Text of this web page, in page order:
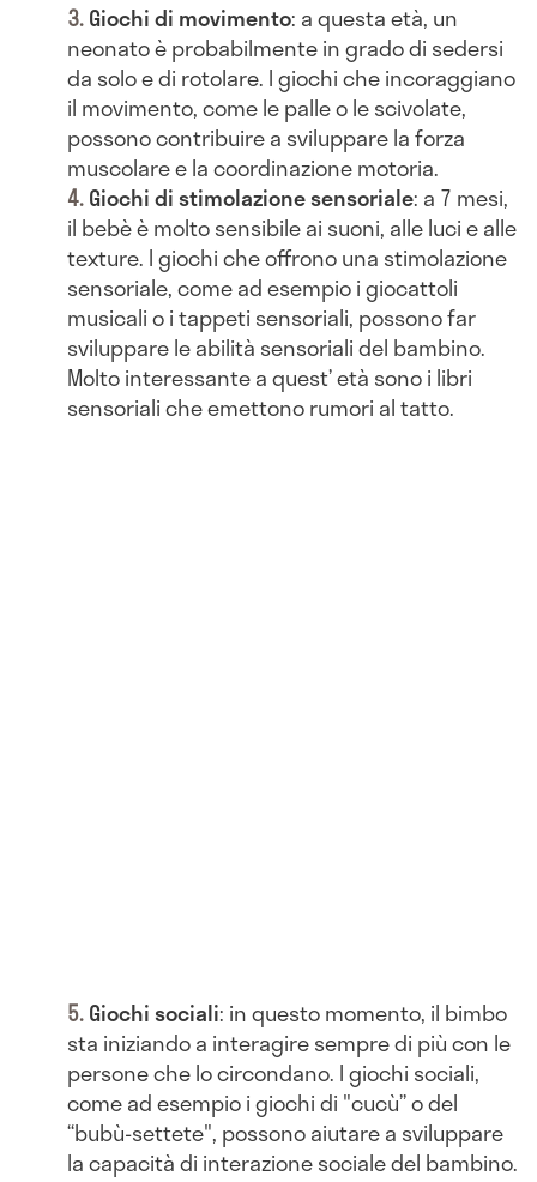
Giochi di movimento: a questa età, un
neonato è probabilmente in grado di sedersi
da solo e di rotolare. I giochi che incoraggiano
il movimento, come le palle o le scivolate,
possono contribuire a sviluppare la forza
muscolare e la coordinazione motoria.
Giochi di stimolazione sensoriale: a 7 mesi,
il bebè è molto sensibile ai suoni, alle luci e alle
texture. I giochi che offrono una stimolazione
sensoriale, come ad esempio i giocattoli
musicali o i tappeti sensoriali, possono far
sviluppare le abilità sensoriali del bambino.
Molto interessante a quest’ età sono i libri
sensoriali che emettono rumori al tatto.
Giochi sociali: in questo momento, il bimbo
sta iniziando a interagire sempre di più con le
persone che lo circondano. I giochi sociali,
come ad esempio i giochi di "cucù” o del
“bubù-settete", possono aiutare a sviluppare
la capacità di interazione sociale del bambino.